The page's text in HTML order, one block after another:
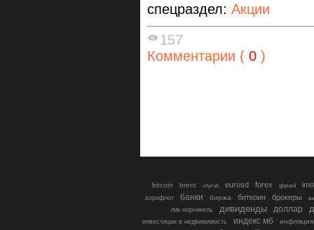
спецраздел: Акции
157
Комментарии ( 0 )
bitcoin brent cnyrub eurusd forex gbpusd
аэрофлот банки биржа биткоин брокеры
гмк норникель
дивиденды доллар
инвестиции в недвижимость индекс мб инфляция